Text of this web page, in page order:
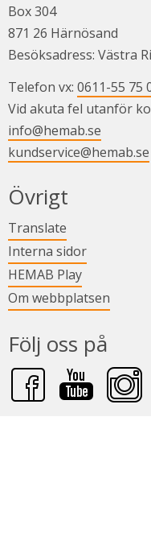
Box 304
871 26 Härnösand
Besöksadress: Västra
Telefon vx: 0611-55 75
Vid akuta fel utanför
info@hemab.se
kundservice@hemab.se
Övrigt
Translate
Interna sidorLänk till
HEMAB PlayLänk till
Om webbplatsen
Följ oss på